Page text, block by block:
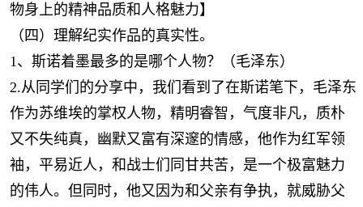
物身上的精神品质和人格魅力】
（四）理解纪实作品的真实性。
1、斯诺着墨最多的是哪个人物？（毛泽东）
2.从同学们的分享中，我们看到了在斯诺笔下，毛泽东
作为苏维埃的掌权人物，精明睿智，气度非凡，质朴
又不失纯真，幽默又富有深邃的情感，他作为红军领
袖，平易近人，和战士们同甘共苦，是一个极富魅力
的伟人。但同时，他又因为和父亲有争执，就威胁父